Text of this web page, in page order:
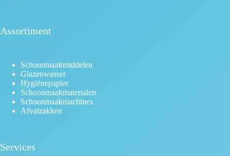
Assortiment
Schoonmaakmiddelen
Glazenwasser
Hygiënepapier
Schoonmaakmaterialen
Schoonmaakmachines
Afvalzakken
Services